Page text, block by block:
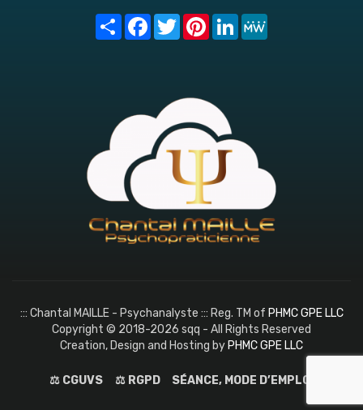
Share FacebookTwitterPinterest
LinkedIn
::: Chantal MAILLE - Psychanalyste ::: Reg. TM of PHMC GPE LLC
Copyright © 2018-2026 sqq - All Rights Reserved
Creation, Design and Hosting byPHMC GPE LLC
⚖️ CGUVS ⚖️ RGPD SÉANCE, MODE D’EMPLOI